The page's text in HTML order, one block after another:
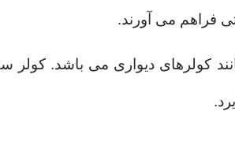
فراهم می آورند.
کولرهای دیواری می باشد. کولر